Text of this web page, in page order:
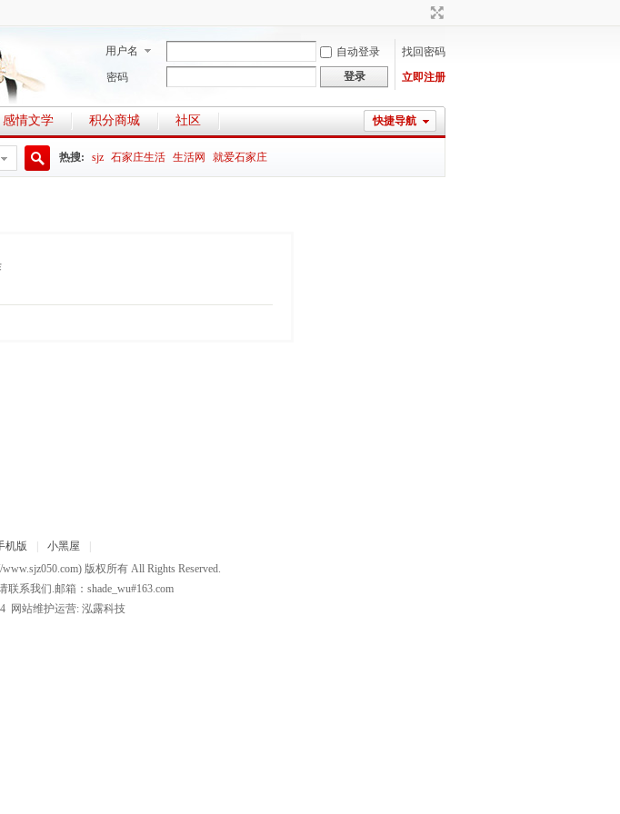
用户名 自动登录
找回密码
密码
登录 立即注册
快捷导航
感情文学 积分商城 社区
热搜: sjz 石家庄生活 生活网 就爱石家庄
机版 小黑屋
www.sjz050.com) 版权所有 All Rights Reserved.
系我们.邮箱：shade_wu#163.com
网站维护运营: 泓露科技